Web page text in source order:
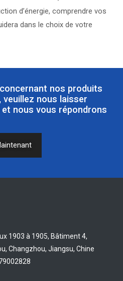
d’énergie, comprendre vos
dans le choix de votre
nos produits
nous laisser
nous vous répondrons
1903 à 1905, Bâtiment 4,
Changzhou, Jiangsu, Chine